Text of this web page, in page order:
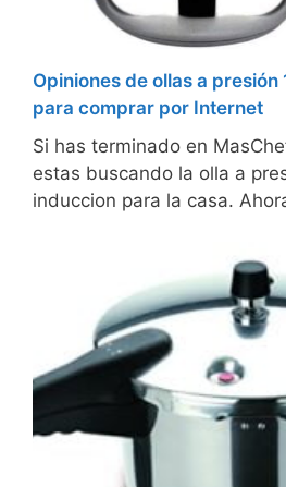
Opiniones de ollas a
para comprar por Internet
Si has terminado en
estas buscando la olla a
induccion para la casa.